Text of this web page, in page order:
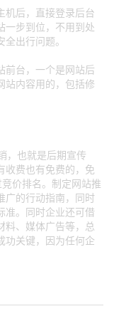
后，直接登录后台
一步到位，不用到处
出行问题。
台，一个是网站后
站内容用的，包括修
，也就是后期宣传
收费也有免费的，免
价排名。制定网站推
广的行动指南，同时
准。同时企业还可借
料、媒体广告等，总
功关键，因为任何企